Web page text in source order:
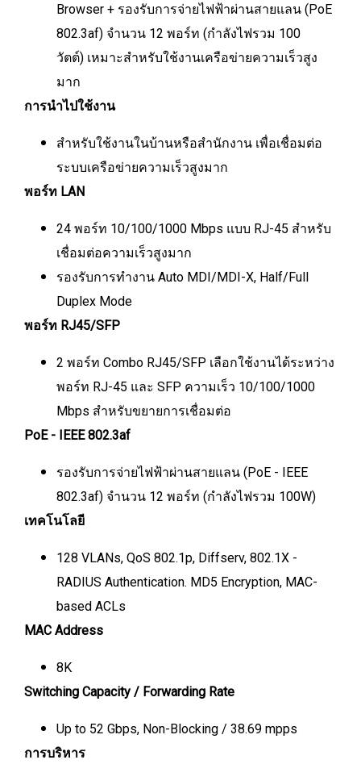
Browser + รองรับการจ่ายไฟฟ้าผ่านสายแลน (PoE
802.3af) จำนวน 12 พอร์ท (กำลังไฟรวม 100
วัตต์) เหมาะสำหรับใช้งานเครือข่ายความเร็วสูง
มาก
การนำไปใช้งาน
สำหรับใช้งานในบ้านหรือสำนักงาน เพื่อเชื่อมต่อ
ระบบเครือข่ายความเร็วสูงมาก
พอร์ท LAN
24 พอร์ท 10/100/1000 Mbps แบบ RJ-45 สำหรับ
เชื่อมต่อความเร็วสูงมาก
รองรับการทำงาน Auto MDI/MDI-X, Half/Full
Duplex Mode
พอร์ท RJ45/SFP
2 พอร์ท Combo RJ45/SFP เลือกใช้งานได้ระหว่าง
พอร์ท RJ-45 และ SFP ความเร็ว 10/100/1000
Mbps สำหรับขยายการเชื่อมต่อ
PoE - IEEE 802.3af
รองรับการจ่ายไฟฟ้าผ่านสายแลน (PoE - IEEE
802.3af) จำนวน 12 พอร์ท (กำลังไฟรวม 100W)
เทคโนโลยี
128 VLANs, QoS 802.1p, Diffserv, 802.1X -
RADIUS Authentication. MD5 Encryption, MAC-
based ACLs
MAC Address
8K
Switching Capacity / Forwarding Rate
Up to 52 Gbps, Non-Blocking / 38.69 mpps
การบริหาร